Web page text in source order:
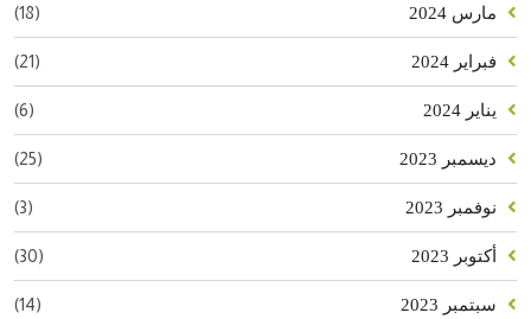
مارس 2024 (18)
فبراير 2024 (21)
يناير 2024 (6)
ديسمبر 2023 (25)
نوفمبر 2023 (3)
أكتوبر 2023 (30)
سبتمبر 2023 (14)